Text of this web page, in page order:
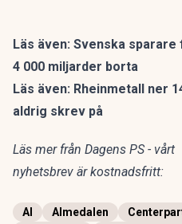
Läs även: Svenska sparare
4 000 miljarder borta
Läs även: Rheinmetall ner
aldrig skrev på
Läs mer från Dagens PS - vårt
nyhetsbrev är kostnadsfritt:
AI Almedalen